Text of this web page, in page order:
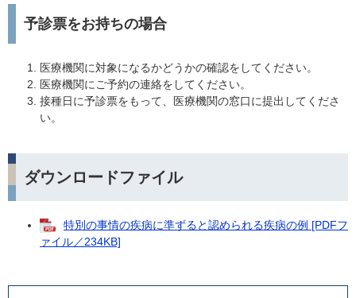
予診票をお持ちの場合
医療機関に対象になるかどうかの確認をしてください。
医療機関にご予約の連絡をしてください。
接種日に予診票をもって、医療機関の窓口に提出してくださ
い。
ダウンロードファイル
特別の事情の疾病に準ずると認められる疾病の例 [PDFフ
ァイル／234KB]